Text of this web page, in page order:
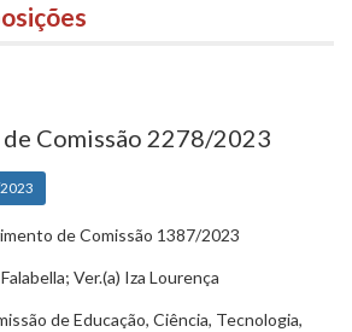
Comissão 2278/2023
de Comissão 1387/2023
Ver.(a) Iza Lourença
de Educação, Ciência, Tecnologia,